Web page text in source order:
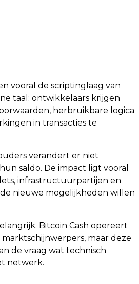
vooral de scriptinglaag van
taal: ontwikkelaars krijgen
herbruikbare logica
in transacties te
verandert er niet
saldo. De impact ligt vooral
infrastructuurpartijen en
nieuwe mogelijkheden willen
Bitcoin Cash opereert
maar deze
de vraag wat technisch
netwerk.